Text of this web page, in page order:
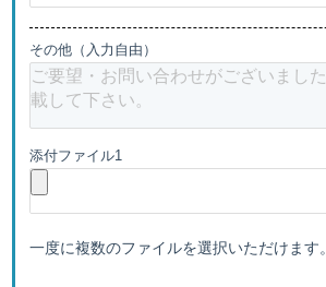
その他（入力自由）
添付ファイル1
一度に複数のファイルを選択いただけます。